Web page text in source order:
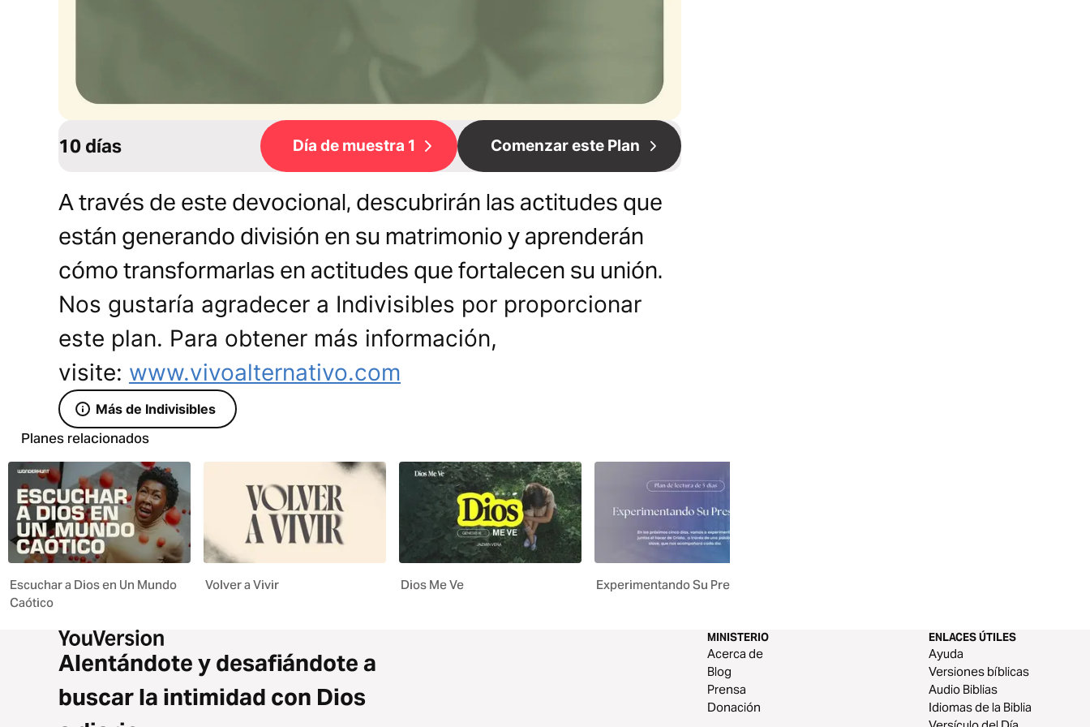
10 días Día de muestra 1 Comenzar este Plan
A través de este devocional, descubrirán las actitudes que
están generando división en su matrimonio y aprenderán
cómo transformarlas en actitudes que fortalecen su unión.
Nos gustaría agradecer a Indivisibles por proporcionar
este plan. Para obtener más información,
visite: www.vivoalternativo.com
Más de Indivisibles
Planes relacionados
Escuchar a Dios en Un Mundo
Caótico
Volver a Vivir Dios Me Ve Experimentando Su Presencia
Alentándote y desafiándote a
buscar la intimidad con Dios
MINISTERIO
Acerca de
Blog
Prensa
Donación
ENLACES ÚTILES
Ayuda
Versiones bíblicas
Audio Biblias
Idiomas de la Biblia